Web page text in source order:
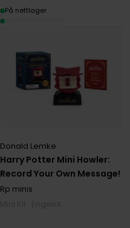
Harry Potter Mini Howler:
Record Your Own Message!
Donald Lemke
Rp minis
På nettlager